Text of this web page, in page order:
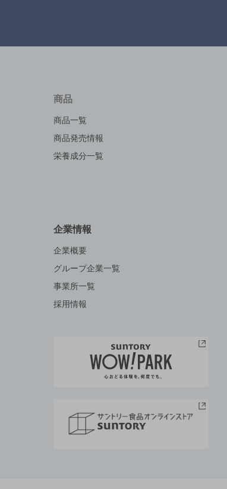
商品
商品一覧
商品発売情報
栄養成分一覧
企業情報
企業概要
グループ企業一覧
事業所一覧
採用情報